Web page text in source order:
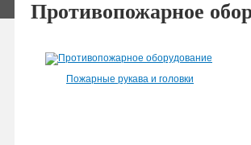
Противопожарное
Пожарные рукава и головки